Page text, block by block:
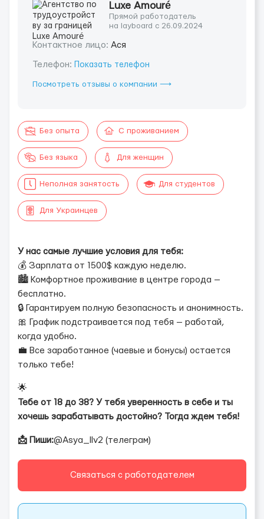
Luxe Amouré
Прямой работодатель
на layboard с 26.09.2024
Контактное лицо: Ася
Телефон: Показать телефон
Посмотреть отзывы о компании ⟶
Без опыта С проживанием
Без языка Для женщин
Неполная занятость Для студентов
Для Украинцев
У нас самые лучшие условия для тебя:
💰 Зарплата от 1500$ каждую неделю.
🏙 Комфортное проживание в центре города —
бесплатно.
🔒 Гарантируем полную безопасность и анонимность.
🎀 График подстраивается под тебя — работай,
когда удобно.
💼 Все заработанное (чаевые и бонусы) остается
только тебе!
🌟
Тебе от 18 до 38? У тебя уверенность в себе и ты
хочешь зарабатывать достойно? Тогда ждем тебя!
📩 Пиши:@Asya_llv2 (телеграм)
Связаться с работодателем